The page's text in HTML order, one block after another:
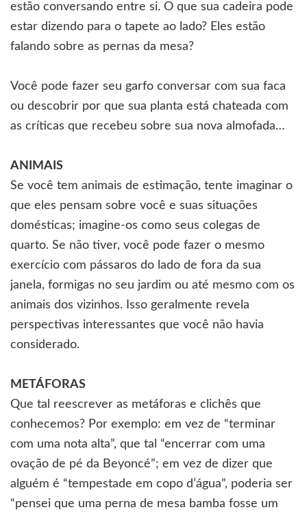
estão conversando entre si. O que sua cadeira pode
estar dizendo para o tapete ao lado? Eles estão
falando sobre as pernas da mesa?
Você pode fazer seu garfo conversar com sua faca
ou descobrir por que sua planta está chateada com
as críticas que recebeu sobre sua nova almofada…
ANIMAIS
Se você tem animais de estimação, tente imaginar o
que eles pensam sobre você e suas situações
domésticas; imagine-os como seus colegas de
quarto. Se não tiver, você pode fazer o mesmo
exercício com pássaros do lado de fora da sua
janela, formigas no seu jardim ou até mesmo com os
animais dos vizinhos. Isso geralmente revela
perspectivas interessantes que você não havia
considerado.
METÁFORAS
Que tal reescrever as metáforas e clichês que
conhecemos? Por exemplo: em vez de “terminar
com uma nota alta”, que tal “encerrar com uma
ovação de pé da Beyoncé”; em vez de dizer que
alguém é “tempestade em copo d’água”, poderia ser
“pensei que uma perna de mesa bamba fosse um